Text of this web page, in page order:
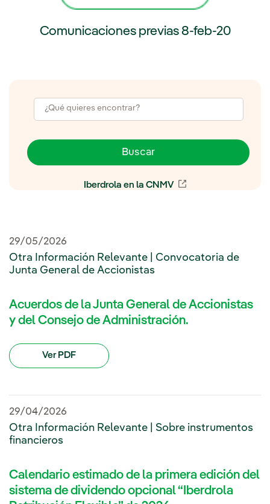
Comunicaciones previas 8-feb-20
Buscar
Iberdrola en la CNMV
29/05/2026
Otra Información Relevante | Convocatoria de
Junta General de Accionistas
Acuerdos de la Junta General de Accionistas
y del Consejo de Administración.
Ver PDF
29/04/2026
Otra Información Relevante | Sobre instrumentos
financieros
Calendario estimado de la primera edición del
sistema de dividendo opcional “Iberdrola